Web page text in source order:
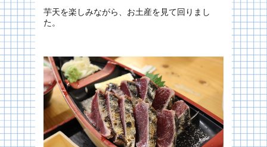
芋天を楽しみながら、お土産を見て回りまし
た。